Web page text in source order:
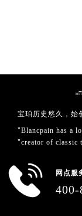
宝珀历史悠久，始
"Blancpain has a
"creator of classic
网点服
400-